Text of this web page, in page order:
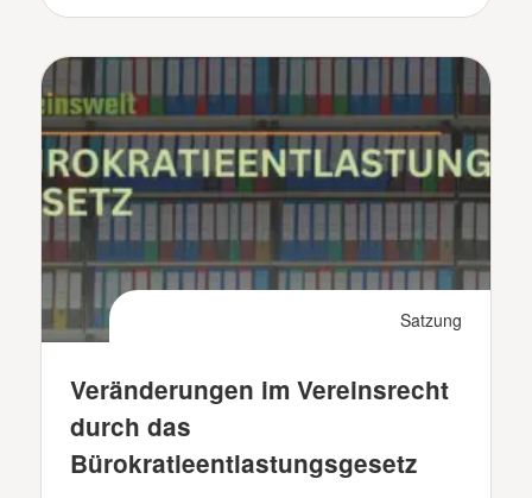
Satzung
Veränderungen im Vereinsrecht
durch das
Bürokratieentlastungsgesetz